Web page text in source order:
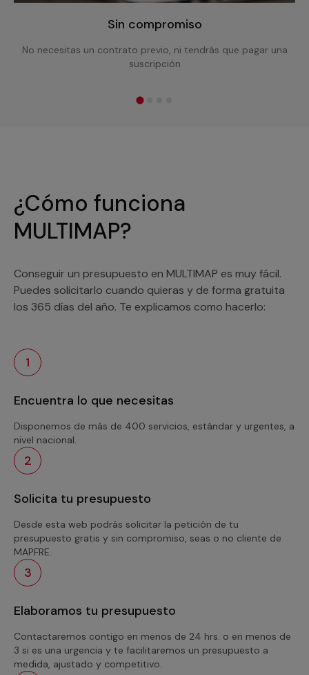
Sin compromiso
No necesitas un contrato previo, ni tendrás que pagar una
suscripción
¿Cómo funciona
MULTIMAP?
Conseguir un presupuesto en MULTIMAP es muy fácil.
Puedes solicitarlo cuando quieras y de forma gratuita
los 365 días del año. Te explicamos como hacerlo:
1
Encuentra lo que necesitas
Disponemos de más de 400 servicios, estándar y urgentes, a
nivel nacional.
2
Solicita tu presupuesto
Desde esta web podrás solicitar la petición de tu
presupuesto gratis y sin compromiso, seas o no cliente de
MAPFRE.
3
Elaboramos tu presupuesto
Contactaremos contigo en menos de 24 hrs. o en menos de
3 si es una urgencia y te facilitaremos un presupuesto a
medida, ajustado y competitivo.